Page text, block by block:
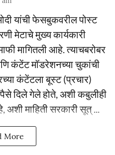
यांची फेसबुकवरील पोस्ट
मेटाचे मुख्य कार्यकारी
मागितली आहे. त्याचबरोबर
कंटेंट मॉडरेशनच्या चुकांची
कंटेंटला बूस्ट (प्रचार)
पैसे दिले गेले होते, अशी कबुलीही
अशी माहिती सरकारी सूत् ...
More